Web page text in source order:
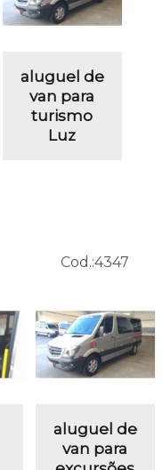
aluguel de
van para
turismo
Luz
Cod.:4347
aluguel de
van para